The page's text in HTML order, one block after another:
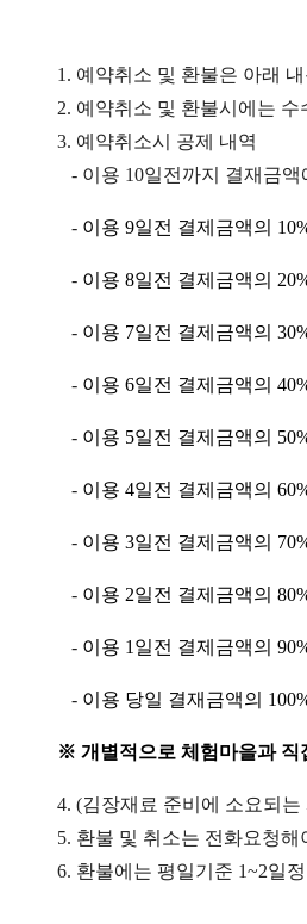
1. 예약취소 및 환불은 아래
2. 예약취소 및 환불시에는
3. 예약취소시 공제 내역
- 이용 10일전까지 결재금
- 이용 9일전 결제금액의
- 이용 8일전 결제금액의
- 이용 7일전 결제금액의
- 이용 6일전 결제금액의
- 이용 5일전 결제금액의
- 이용 4일전 결제금액의
- 이용 3일전 결제금액의
- 이용 2일전 결제금액의
- 이용 1 일전 결제금액의
- 이용 당일 결재금액의
※ 개별적으로 체험마을과
4. (김장재료 준비에 소요되
5. 환불 및 취소는 전화요청
6. 환불에는 평일기준 1~2일